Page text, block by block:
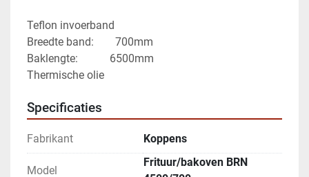
Teflon invoerband
Breedte band: 		700mm
Baklengte:			  6500mm
Thermische olie
Specificaties
Fabrikant Koppens
Model
Frituur/bakoven BRN